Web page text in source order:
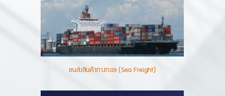
ขนส่งสินค้าทางทะเล (Sea Freight)